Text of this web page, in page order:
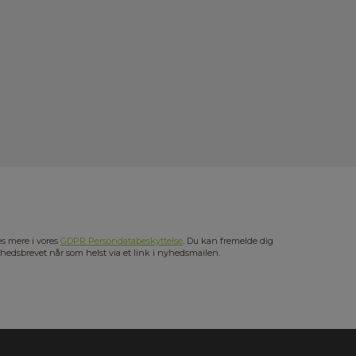
mere i vores GDPR Persondatabeskyttelse. Du kan fremelde dig
når som helst via et link i nyhedsmailen.